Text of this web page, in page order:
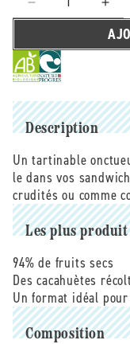
Réduire
de
Go
-
-
cajou
cacahuètes
curry
bio
-
100
g
la
-
-
bio
-
g
Description
Un tartinable
le dans vos
crudités ou comme
Les plus produit
94% de fruits secs
Des cacahuètes
Un format idéal
Composition